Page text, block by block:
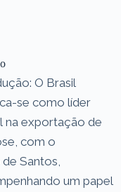
O Brasil
se como líder
na exportação de
com o
Santos,
um papel